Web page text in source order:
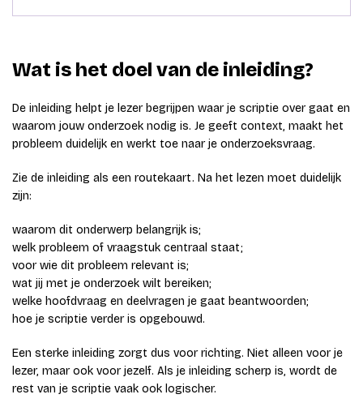
Wat is het doel van de inleiding?
De inleiding helpt je lezer begrijpen waar je scriptie over gaat en
waarom jouw onderzoek nodig is. Je geeft context, maakt het
probleem duidelijk en werkt toe naar je onderzoeksvraag.
Zie de inleiding als een routekaart. Na het lezen moet duidelijk
zijn:
waarom dit onderwerp belangrijk is;
welk probleem of vraagstuk centraal staat;
voor wie dit probleem relevant is;
wat jij met je onderzoek wilt bereiken;
welke hoofdvraag en deelvragen je gaat beantwoorden;
hoe je scriptie verder is opgebouwd.
Een sterke inleiding zorgt dus voor richting. Niet alleen voor je
lezer, maar ook voor jezelf. Als je inleiding scherp is, wordt de
rest van je scriptie vaak ook logischer.